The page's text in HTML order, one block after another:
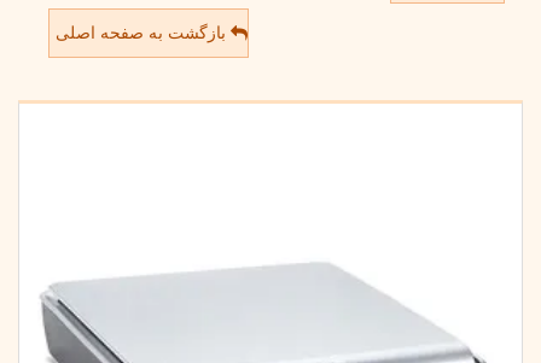
بازگشت به صفحه اصلی